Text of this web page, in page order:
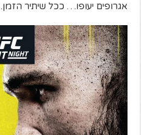
אגרופים יעופו… ככל שיתיר הזמן.